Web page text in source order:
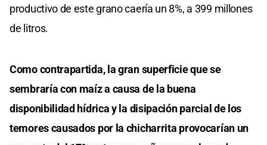
productivo de este grano caería un 8%, a 399 millones
de litros.
Como contrapartida, la gran superficie que se
sembraría con maíz a causa de la buena
disponibilidad hídrica y la disipación parcial de los
temores causados por la chicharrita provocarían un